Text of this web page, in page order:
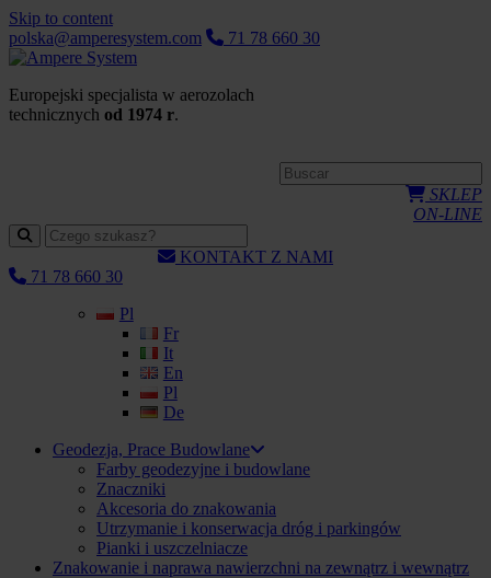
Skip to content
polska@amperesystem.com
71 78 660 30
Europejski specjalista w aerozolach
technicznych od 1974 r.
SKLEP
ON-LINE
KONTAKT Z NAMI
71 78 660 30
Pl
Fr
It
En
Pl
De
Geodezja, Prace Budowlane
Farby geodezyjne i budowlane
Znaczniki
Akcesoria do znakowania
Utrzymanie i konserwacja dróg i parkingów
Pianki i uszczelniacze
Znakowanie i naprawa nawierzchni na zewnątrz i wewnątrz